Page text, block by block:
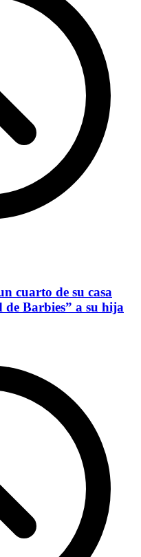
cuarto de su casa
Barbies” a su hija